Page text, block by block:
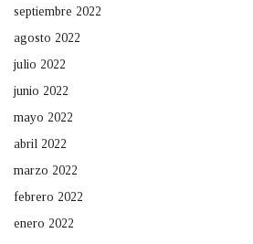
septiembre 2022
agosto 2022
julio 2022
junio 2022
mayo 2022
abril 2022
marzo 2022
febrero 2022
enero 2022